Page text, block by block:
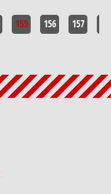
155 156 157